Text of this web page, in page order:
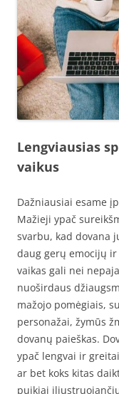
Lengviausias
vaikus
Dažniausiai esame
Mažieji ypač
svarbu, kad dovana
daug gerų emocijų
vaikas gali nei
nuoširdaus
mažojo pomėgiais,
personažai, žymūs
dovanų paieškas.
ypač lengvai ir
ar bet koks kitas
puikiai